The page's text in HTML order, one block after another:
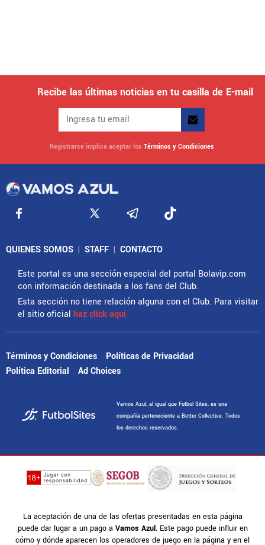
Recibe las últimas noticias en tu casilla de E-mail
Registrarse implica aceptar los Términos y Condiciones
QUIENES SOMOS | STAFF | CONTACTO
Este portal es una sección especial del portal Bolavip.com
con información destinada a los fans del Club.
Esta sección no tiene relación alguna con el Club. Para visitar
el sitio oficial haz click aquí
Términos y Condiciones
Políticas de Privacidad
Política Editorial
Ad Choices
Vamos Azul, al igual que Futbol Sites, es una
compañía perteneciente a Better Collective. Todos
los derechos reservados.
La aceptación de una de las ofertas presentadas en esta página
puede dar lugar a un pago a Vamos Azul. Este pago puede influir en
cómo y dónde aparecen los operadores de juego en la página y en el